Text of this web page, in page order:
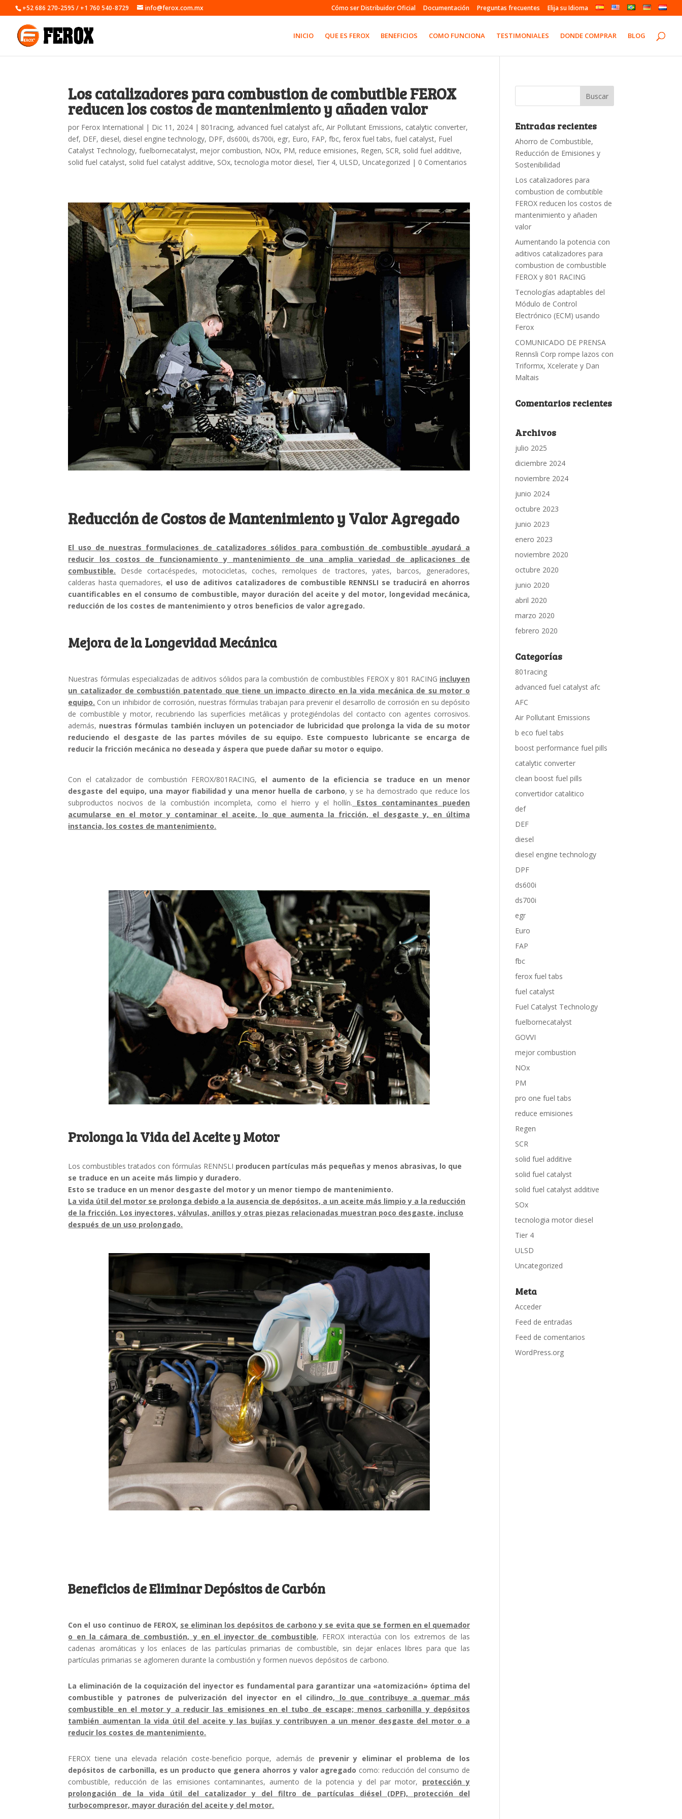
+52 686 270-2595 / +1 760 540-8729 info@ferox.com.mx Cómo ser Distribuidor Oficial Documentación Preguntas frecuentes Elija su Idioma
INICIO QUE ES FEROX BENEFICIOS COMO FUNCIONA TESTIMONIALES DONDE COMPRAR BLOG
Los catalizadores para combustion de combutible FEROX
reducen los costos de mantenimiento y añaden valor
por Ferox International | Dic 11, 2024 | 801racing, advanced fuel catalyst afc,Air Pollutant Emissions, catalytic converter,
def, DEF, diesel, diesel engine technology, DPF, ds600i, ds700i, egr, Euro, FAP,fbc,ferox fuel tabs,fuel catalyst, Fuel
Catalyst Technology,fuelbornecatalyst,mejor combustion, NOx, PM,reduce emisiones, Regen, SCR, solid fuel additive,
solid fuel catalyst, solid fuel catalyst additive, SOx,tecnologia motor diesel, Tier 4,ULSD,Uncategorized | 0 Comentarios
Reducción de Costos de Mantenimiento y Valor Agregado
El uso de nuestras formulaciones de catalizadores sólidos para combustión de combustible ayudará a
reducir los costos de funcionamiento y mantenimiento de una amplia variedad de aplicaciones de
combustible. Desde cortacéspedes, motocicletas, coches, remolques de tractores, yates, barcos, generadores,
calderas hasta quemadores, el uso de aditivos catalizadores de combustible RENNSLI se traducirá en ahorros
cuantificables en el consumo de combustible, mayor duración del aceite y del motor, longevidad mecánica,
reducción de los costes de mantenimiento y otros beneficios de valor agregado.
Mejora de la Longevidad Mecánica
Nuestras fórmulas especializadas de aditivos sólidos para la combustión de combustibles FEROX y 801 RACING incluyen
un catalizador de combustión patentado que tiene un impacto directo en la vida mecánica de su motor o
equipo. Con un inhibidor de corrosión, nuestras fórmulas trabajan para prevenir el desarrollo de corrosión en su depósito
de combustible y motor, recubriendo las superficies metálicas y protegiéndolas del contacto con agentes corrosivos.
además, nuestras fórmulas también incluyen un potenciador de lubricidad que prolonga la vida de su motor
reduciendo el desgaste de las partes móviles de su equipo. Este compuesto lubricante se encarga de
reducir la fricción mecánica no deseada y áspera que puede dañar su motor o equipo.
Con el catalizador de combustión FEROX/801RACING, el aumento de la eficiencia se traduce en un menor
desgaste del equipo, una mayor fiabilidad y una menor huella de carbono, y se ha demostrado que reduce los
subproductos nocivos de la combustión incompleta, como el hierro y el hollín. Estos contaminantes pueden
acumularse en el motor y contaminar el aceite, lo que aumenta la fricción, el desgaste y, en última
instancia, los costes de mantenimiento.
Prolonga la Vida del Aceite y Motor
Los combustibles tratados con fórmulas RENNSLI producen partículas más pequeñas y menos abrasivas, lo que
se traduce en un aceite más limpio y duradero.
Esto se traduce en un menor desgaste del motor y un menor tiempo de mantenimiento.
La vida útil del motor se prolonga debido a la ausencia de depósitos, a un aceite más limpio y a la reducción
de la fricción. Los inyectores, válvulas, anillos y otras piezas relacionadas muestran poco desgaste, incluso
después de un uso prolongado.
Beneficios de Eliminar Depósitos de Carbón
Con el uso continuo de FEROX, se eliminan los depósitos de carbono y se evita que se formen en el quemador
o en la cámara de combustión, y en el inyector de combustible, FEROX interactúa con los extremos de las
cadenas aromáticas y los enlaces de las partículas primarias de combustible, sin dejar enlaces libres para que las
partículas primarias se aglomeren durante la combustión y formen nuevos depósitos de carbono.
La eliminación de la coquización del inyector es fundamental para garantizar una «atomización» óptima del
combustible y patrones de pulverización del inyector en el cilindro, lo que contribuye a quemar más
combustible en el motor y a reducir las emisiones en el tubo de escape; menos carbonilla y depósitos
también aumentan la vida útil del aceite y las bujías y contribuyen a un menor desgaste del motor o a
reducir los costes de mantenimiento.
FEROX tiene una elevada relación coste-beneficio porque, además de prevenir y eliminar el problema de los
depósitos de carbonilla, es un producto que genera ahorros y valor agregado como: reducción del consumo de
combustible, reducción de las emisiones contaminantes, aumento de la potencia y del par motor, protección y
prolongación de la vida útil del catalizador y del filtro de partículas diésel (DPF), protección del
turbocompresor, mayor duración del aceite y del motor.
Entradas recientes
Ahorro de Combustible,
Reducción de Emisiones y
Sostenibilidad
Los catalizadores para
combustion de combutible
FEROX reducen los costos de
mantenimiento y añaden
valor
Aumentando la potencia con
aditivos catalizadores para
combustion de combustible
FEROX y 801 RACING
Tecnologías adaptables del
Módulo de Control
Electrónico (ECM) usando
Ferox
COMUNICADO DE PRENSA
Rennsli Corp rompe lazos con
Triformx, Xcelerate y Dan
Maltais
Comentarios recientes
Archivos
julio 2025
diciembre 2024
noviembre 2024
junio 2024
octubre 2023
junio 2023
enero 2023
noviembre 2020
octubre 2020
junio 2020
abril 2020
marzo 2020
febrero 2020
Categorías
801racing
advanced fuel catalyst afc
AFC
Air Pollutant Emissions
b eco fuel tabs
boost performance fuel pills
catalytic converter
clean boost fuel pills
convertidor catalitico
def
DEF
diesel
diesel engine technology
DPF
ds600i
ds700i
egr
Euro
FAP
fbc
ferox fuel tabs
fuel catalyst
Fuel Catalyst Technology
fuelbornecatalyst
GOVVI
mejor combustion
NOx
PM
pro one fuel tabs
reduce emisiones
Regen
SCR
solid fuel additive
solid fuel catalyst
solid fuel catalyst additive
SOx
tecnologia motor diesel
Tier 4
ULSD
Uncategorized
Meta
Acceder
Feed de entradas
Feed de comentarios
WordPress.org